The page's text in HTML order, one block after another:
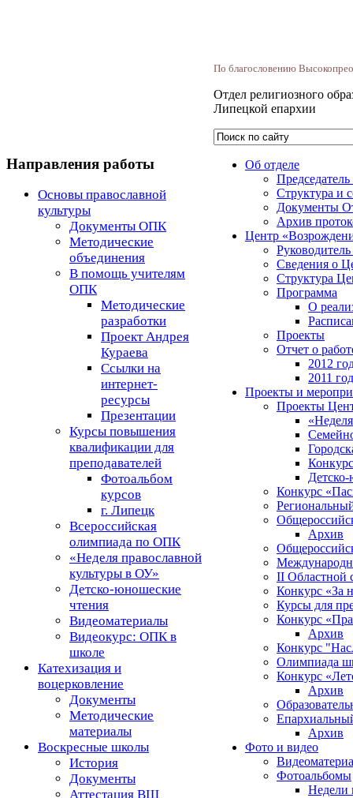
Направления работы
Основы православной
культуры
Документы ОПК
Методические
объединения
В помощь учителям
ОПК
Методические
разработки
Проект Андрея
Кураева
Ссылки на
интернет-
ресурсы
Презентации
Курсы повышения
квалификации для
преподавателей
Фотоальбом
курсов
г. Липецк
Всероссийская
олимпиада по ОПК
«Неделя православной
культуры в ОУ»
Детско-юношеские
чтения
Видеоматериалы
Видеокурс: ОПК в
школе
Катехизация и
воцерковление
Документы
Методические
материалы
Воскресные школы
История
Документы
Аттестация ВШ
По благословению
Отдел религиозного
Липецкой епархии
Об отделе
Структура и
Документы
Архив
Центр
Сведения о
Структура
Программа
О
Проекты
Отчет о
2012
2011 год
Проекты и
Проекты
Конкурс
Архив
II Областной
Конкурс «За
Курсы для
Конкурс
Архив
Конкурс
Олимпиада
Конкурс
Архив
Архив
Фото и видео
Фотоальбомы
Недели